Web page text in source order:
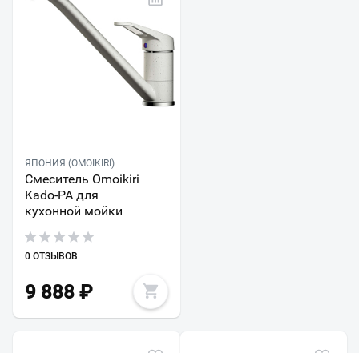
ЯПОНИЯ (OMOIKIRI)
Смеситель Omoikiri
Kado-PA для
кухонной мойки
0 ОТЗЫВОВ
9 888 ₽